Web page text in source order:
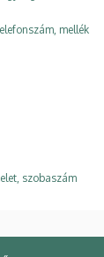
mellék
szobaszám